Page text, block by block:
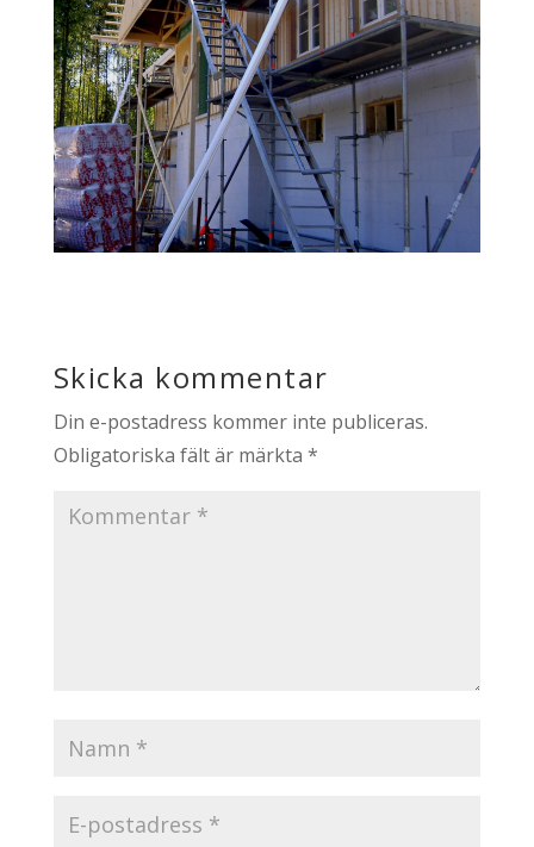
Skicka kommentar
Din e-postadress kommer inte publiceras.
Obligatoriska fält är märkta *